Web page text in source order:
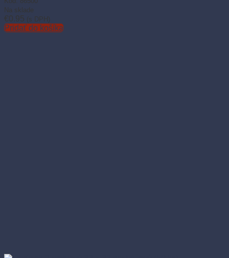
Na sklade
€0.95 (s DPH)
Pridať do košíka